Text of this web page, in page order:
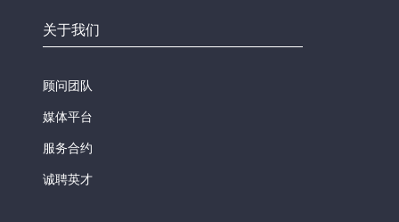
关于我们
顾问团队
媒体平台
服务合约
诚聘英才